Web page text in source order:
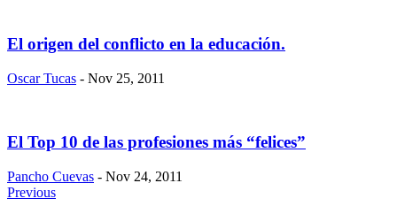
El origen del conflicto en la educación.
Oscar Tucas - Nov 25, 2011
El Top 10 de las profesiones más “felices”
Pancho Cuevas - Nov 24, 2011
Previous